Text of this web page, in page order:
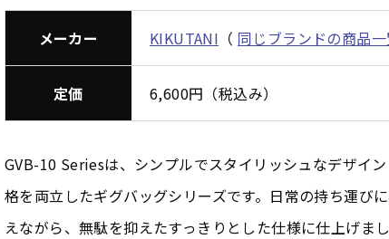
メーカー KIKUTANI （ 同じブランドの商品
定価 6,600円（税込み）
GVB-10 Seriesは、シンプルでスタイリッシュなデザイ
格を両立したギグバッグシリーズです。日常の持ち運び
えながら、無駄を抑えたすっきりとした仕様に仕上げま